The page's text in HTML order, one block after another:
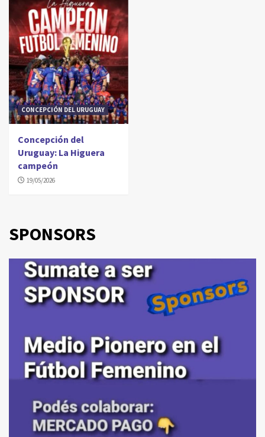
CONCEPCIÓN DEL URUGUAY
Concepción del
Uruguay: La Higuera
campeón
19/05/2026
SPONSORS